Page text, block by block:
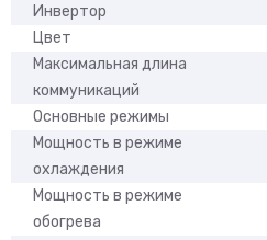
Инвертор
Цвет
Максимальная длина
коммуникаций
Основные режимы
Мощность в режиме
охлаждения
Мощность в режиме
обогрева